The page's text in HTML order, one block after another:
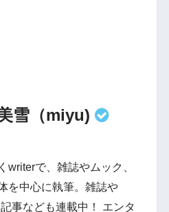
雪（miyu)
writerで、雑誌やムック、
を中心に執筆。雑誌や
事なども連載中！ エンタ